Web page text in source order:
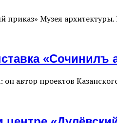
приказ» Музея
«Сочинилъ
автор проектов